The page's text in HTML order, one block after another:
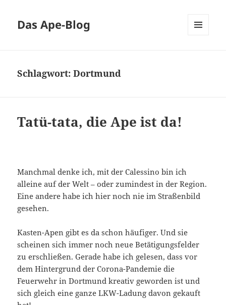
Das Ape-Blog
Schlagwort:Dortmund
Tatü-tata, die Ape ist da!
Manchmal denke ich, mit der Calessino bin ich
alleine auf der Welt – oder zumindest in der Region.
Eine andere habe ich hier noch nie im Straßenbild
gesehen.
Kasten-Apen gibt es da schon häufiger. Und sie
scheinen sich immer noch neue Betätigungsfelder
zu erschließen. Gerade habe ich gelesen, dass vor
dem Hintergrund der Corona-Pandemie die
Feuerwehr in Dortmund kreativ geworden ist und
sich gleich eine ganze LKW-Ladung davon gekauft